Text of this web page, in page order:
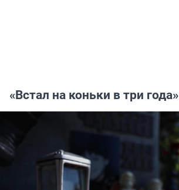
«Встал на коньки в три года»